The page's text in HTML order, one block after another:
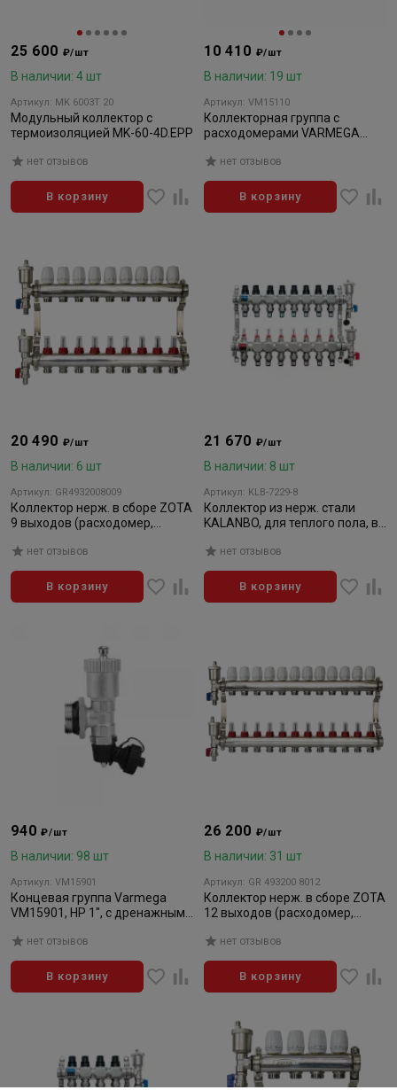
25 600 ₽/шт
В наличии: 4 шт
Артикул: MK 6003T 20
Модульный коллектор с
термоизоляцией MK-60-4D.EPP
нет отзывов
В корзину
10 410 ₽/шт
В наличии: 19 шт
Артикул: VM15110
Коллекторная группа с
расходомерами VARMEGA
3/4" ЕК, нержавеющая сталь
нет отзывов
В корзину
20 490 ₽/шт
В наличии: 6 шт
Артикул: GR4932008009
Коллектор нерж. в сборе ZOTA
9 выходов (расходомер,
нет отзывов
В корзину
21 670 ₽/шт
В наличии: 8 шт
Артикул: KLB-7229-8
Коллектор из нерж. стали
KALANBO, для теплого пола, в
нет отзывов
В корзину
940₽/шт
В наличии: 98 шт
Артикул: VM15901
Концевая группа Varmega
VM15901, НР 1", с дренажным
воздухоотводчиком
нет отзывов
В корзину
26 200 ₽/шт
В наличии: 31 шт
Артикул: GR 493200 8012
Коллектор нерж. в сборе ZOTA
12 выходов (расходомер,
нет отзывов
В корзину